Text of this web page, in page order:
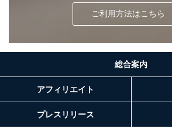
ご利用方法はこちら
総合案内
アフィリエイト
プレスリリース